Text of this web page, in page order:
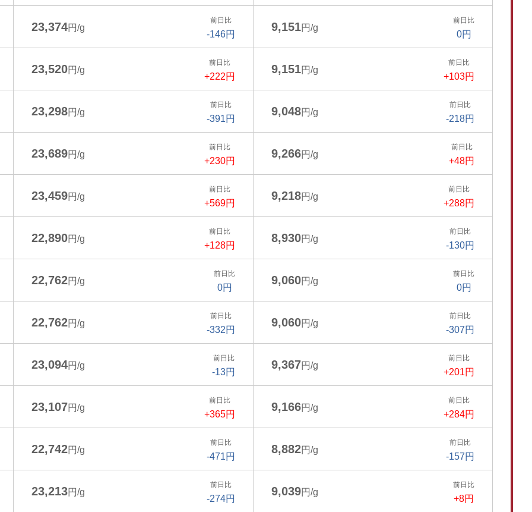
23,374円/g
前日比
-146円
9,151円/g
前日比
0円
23,520円/g
前日比
+222円
9,151円/g
前日比
+103円
23,298円/g
前日比
-391円
9,048円/g
前日比
-218円
23,689円/g
前日比
+230円
9,266円/g
前日比
+48円
23,459円/g
前日比
+569円
9,218円/g
前日比
+288円
22,890円/g
前日比
+128円
8,930円/g
前日比
-130円
22,762円/g
前日比
0円
9,060円/g
前日比
0円
22,762円/g
前日比
-332円
9,060円/g
前日比
-307円
23,094円/g
前日比
-13円
9,367円/g
前日比
+201円
23,107円/g
前日比
+365円
9,166円/g
前日比
+284円
22,742円/g
前日比
-471円
8,882円/g
前日比
-157円
23,213円/g
前日比
-274円
9,039円/g
前日比
+8円